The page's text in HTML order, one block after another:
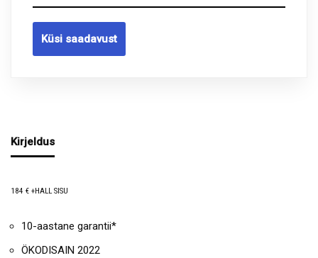
Küsi saadavust
Kirjeldus
184 € +HALL SISU
10-aastane garantii*
ÖKODISAIN 2022